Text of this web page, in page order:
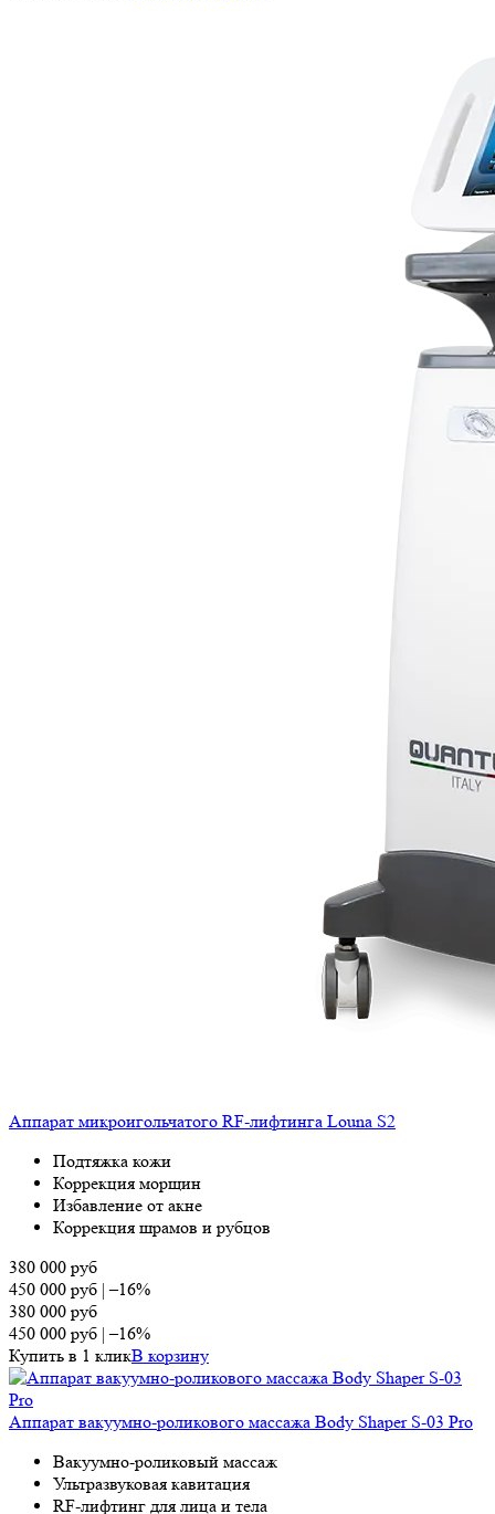
Аппарат микроигольчатого RF-лифтинга Louna S2
Подтяжка кожи
Коррекция морщин
Избавление от акне
Коррекция шрамов и рубцов
380 000 руб
450 000 руб |–16%
380 000 руб
450 000 руб |–16%
Купить в 1 кликВ корзину
Аппарат вакуумно-роликового массажа Body Shaper S-03 Pro
Вакуумно-роликовый массаж
Ультразвуковая кавитация
RF-лифтинг для лица и тела